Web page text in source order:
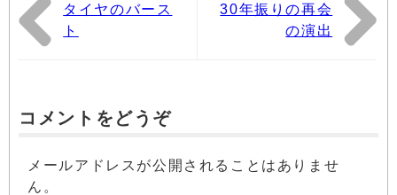
タイヤのバース
ト
30年振りの再会
の演出
コメントをどうぞ
メールアドレスが公開されることはありませ
ん。